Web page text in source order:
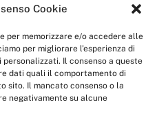
Cookie
per memorizzare e/o accedere alle
per migliorare l'esperienza di
Il consenso a queste
dati quali il comportamento di
sito. Il mancato consenso o la
negativamente su alcune
presso l’Ufficio Italiano
del 9 febbraio 2017.